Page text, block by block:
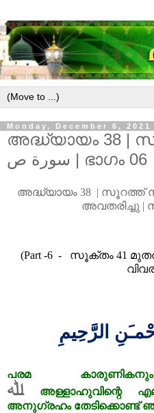
Monday, December 6, 2021
അദ്ധ്യായം 38 |
سورة ص | ഭാഗം 06
അദ്ധ്യായം 38 | സൂറത്ത്
അവതരിച്ചു |
(Part -6 - സൂക്തം 41
الرَّحِيمِ
പരമ കാരുണികനും
ﷲ അള്ളാഹുവിന്റെ
അനുഗ്രഹം തേടിക്കൊണ്ട്